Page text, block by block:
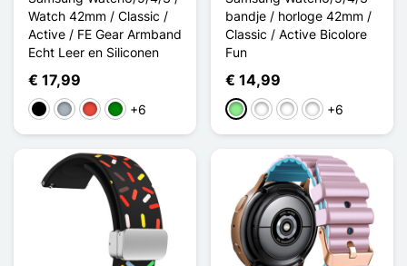
Watch 42mm / Classic /
Active / FE Gear Armband
Echt Leer en Siliconen
€ 17,99
ZwartGrijsRoodGroen
+6
bandje / horloge 42mm /
Classic / Active Bicolore
Fun
€ 14,99
Lichtgroen
Rose / Blanc
Gris / Blanc
Rouge / Vert
+6